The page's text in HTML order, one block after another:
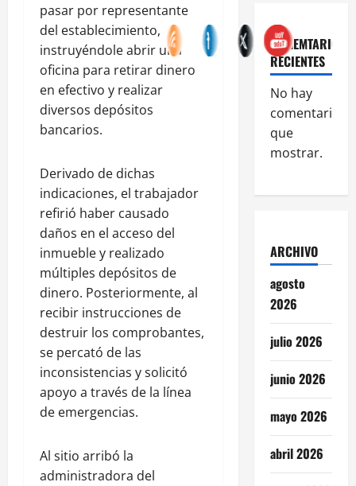
pasar por representante
del establecimiento,
instruyéndole abrir una
oficina para retirar dinero
en efectivo y realizar
diversos depósitos
bancarios.
Derivado de dichas
indicaciones, el trabajador
refirió haber causado
daños en el acceso del
inmueble y realizado
múltiples depósitos de
dinero. Posteriormente, al
recibir instrucciones de
destruir los comprobantes,
se percató de las
inconsistencias y solicitó
apoyo a través de la línea
de emergencias.
Al sitio arribó la
administradora del
COMEMTARIOS
RECIENTES
No hay
comentarios
que
mostrar.
ARCHIVO
agosto
2026
julio 2026
junio 2026
mayo 2026
abril 2026